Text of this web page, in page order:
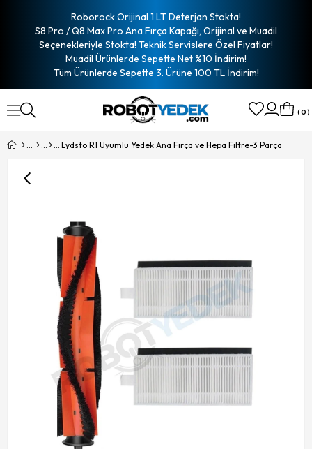
Roborock Orijinal 1 LT Deterjan Stokta!
S8 Pro / Q8 Max Pro Ana Fırça Kapağı, Orijinal ve Muadil
Seçenekleriyle Stokta! Teknik Servislere Özel Fiyatlar!
Muadil Ürünlerde Sepette Net %10 İndirim!
Tüm Ürünlerde Sepette 3. Ürüne 100 TL İndirim!
0
Lydsto R1 Uyumlu Yedek Ana Fırça ve Hepa Filtre-3 Parça